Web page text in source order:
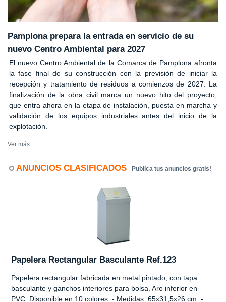
Pamplona prepara la entrada en servicio de su
nuevo Centro Ambiental para 2027
El nuevo Centro Ambiental de la Comarca de Pamplona afronta
la fase final de su construcción con la previsión de iniciar la
recepción y tratamiento de residuos a comienzos de 2027. La
finalización de la obra civil marca un nuevo hito del proyecto,
que entra ahora en la etapa de instalación, puesta en marcha y
validación de los equipos industriales antes del inicio de la
explotación.
Ver más
ANUNCIOS CLASIFICADOS Publica tus anuncios gratis!
Papelera Rectangular Basculante Ref.123
Papelera rectangular fabricada en metal pintado, con tapa
basculante y ganchos interiores para bolsa. Aro inferior en
PVC. Disponible en 10 colores. - Medidas: 65x31,5x26 cm. -